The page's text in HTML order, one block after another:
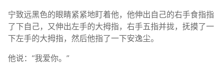
宁致远黑色的眼睛紧紧地盯着他，他伸出自己的右手食指指
了下自己，又伸出左手的大拇指，右手五指并拢，抚摸了一
下左手的大拇指，然后他指了一下安逸尘。
他说：“我爱你。”